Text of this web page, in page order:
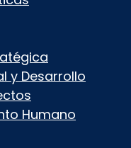
y Desarrollo
Humano